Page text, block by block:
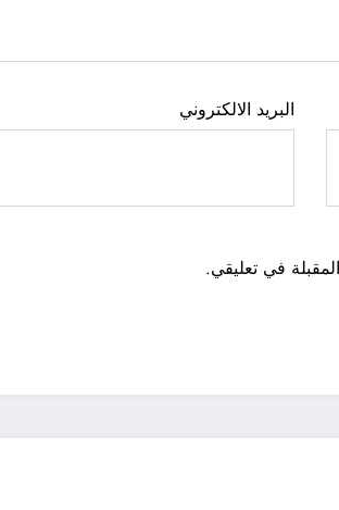
البريد الالكتروني
في تعليقي.